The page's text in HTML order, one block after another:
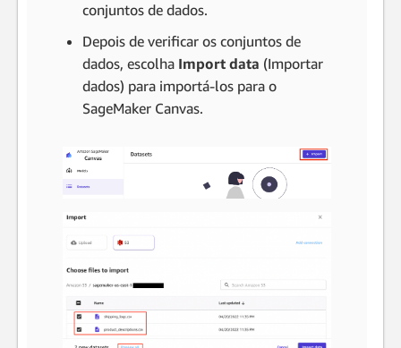
conjuntos de dados.
Depois de verificar os conjuntos de
dados, escolha Import data (Importar
dados) para importá-los para o
SageMaker Canvas.